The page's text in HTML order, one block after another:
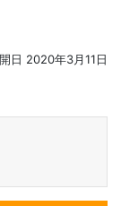
日 2020年3月11日